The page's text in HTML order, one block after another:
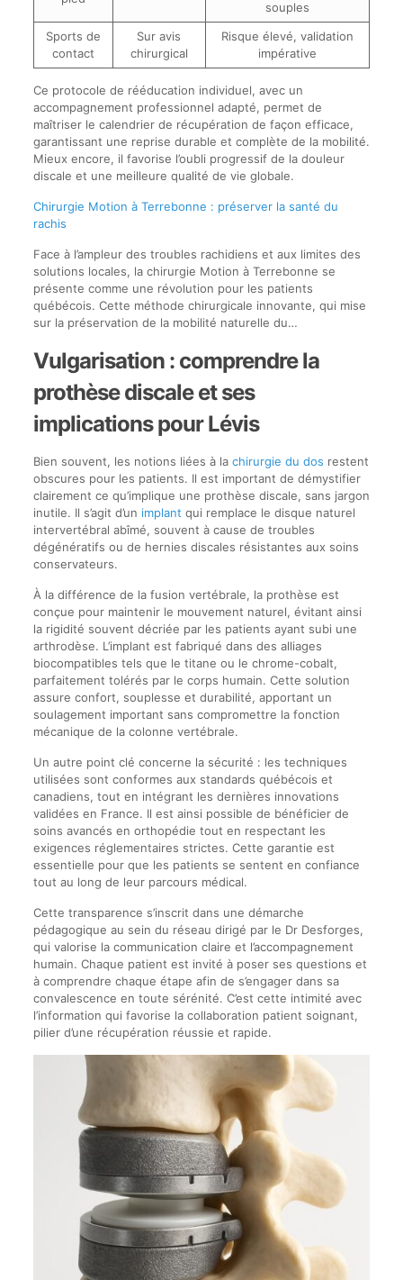
souples
Sports de
contact
Sur avis
chirurgical
Risque élevé, validation
impérative
Ce protocole de rééducation individuel, avec un
accompagnement professionnel adapté, permet de
maîtriser le calendrier de récupération de façon efficace,
garantissant une reprise durable et complète de la mobilité.
Mieux encore, il favorise l’oubli progressif de la douleur
discale et une meilleure qualité de vie globale.
Chirurgie Motion à Terrebonne : préserver la santé du
rachis
Face à l’ampleur des troubles rachidiens et aux limites des
solutions locales, la chirurgie Motion à Terrebonne se
présente comme une révolution pour les patients
québécois. Cette méthode chirurgicale innovante, qui mise
sur la préservation de la mobilité naturelle du…
Vulgarisation : comprendre la
prothèse discale et ses
implications pour Lévis
Bien souvent, les notions liées à la chirurgie du dos restent
obscures pour les patients. Il est important de démystifier
clairement ce qu’implique une prothèse discale, sans jargon
inutile. Il s’agit d’un implant qui remplace le disque naturel
intervertébral abîmé, souvent à cause de troubles
dégénératifs ou de hernies discales résistantes aux soins
conservateurs.
À la différence de la fusion vertébrale, la prothèse est
conçue pour maintenir le mouvement naturel, évitant ainsi
la rigidité souvent décriée par les patients ayant subi une
arthrodèse. L’implant est fabriqué dans des alliages
biocompatibles tels que le titane ou le chrome-cobalt,
parfaitement tolérés par le corps humain. Cette solution
assure confort, souplesse et durabilité, apportant un
soulagement important sans compromettre la fonction
mécanique de la colonne vertébrale.
Un autre point clé concerne la sécurité : les techniques
utilisées sont conformes aux standards québécois et
canadiens, tout en intégrant les dernières innovations
validées en France. Il est ainsi possible de bénéficier de
soins avancés en orthopédie tout en respectant les
exigences réglementaires strictes. Cette garantie est
essentielle pour que les patients se sentent en confiance
tout au long de leur parcours médical.
Cette transparence s’inscrit dans une démarche
pédagogique au sein du réseau dirigé par le Dr Desforges,
qui valorise la communication claire et l’accompagnement
humain. Chaque patient est invité à poser ses questions et
à comprendre chaque étape afin de s’engager dans sa
convalescence en toute sérénité. C’est cette intimité avec
l’information qui favorise la collaboration patient soignant,
pilier d’une récupération réussie et rapide.